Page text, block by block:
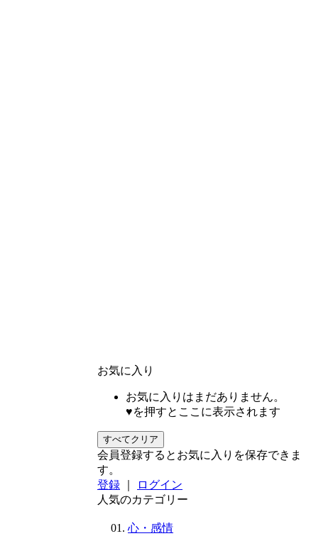
お気に入り
お気に入りはまだありません。
♥を押すとここに表示されます
すべてクリア
会員登録するとお気に入りを保存できま
す。
登録
ログイン
人気のカテゴリー
心・感情